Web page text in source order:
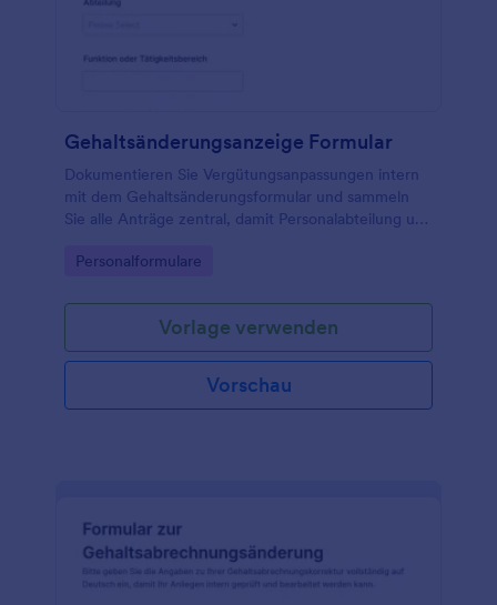
Gehaltsänderungsanzeige Formular
Dokumentieren Sie Vergütungsanpassungen intern
mit dem Gehaltsänderungsformular und sammeln
Sie alle Anträge zentral, damit Personalabteilung und
und rückmelden können.
Go to Category:
Personalformulare
Vorlage verwenden
Vorschau